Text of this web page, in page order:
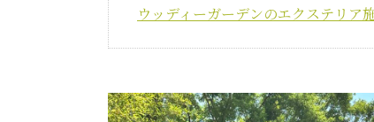
ウッディーガーデンのエクステリア